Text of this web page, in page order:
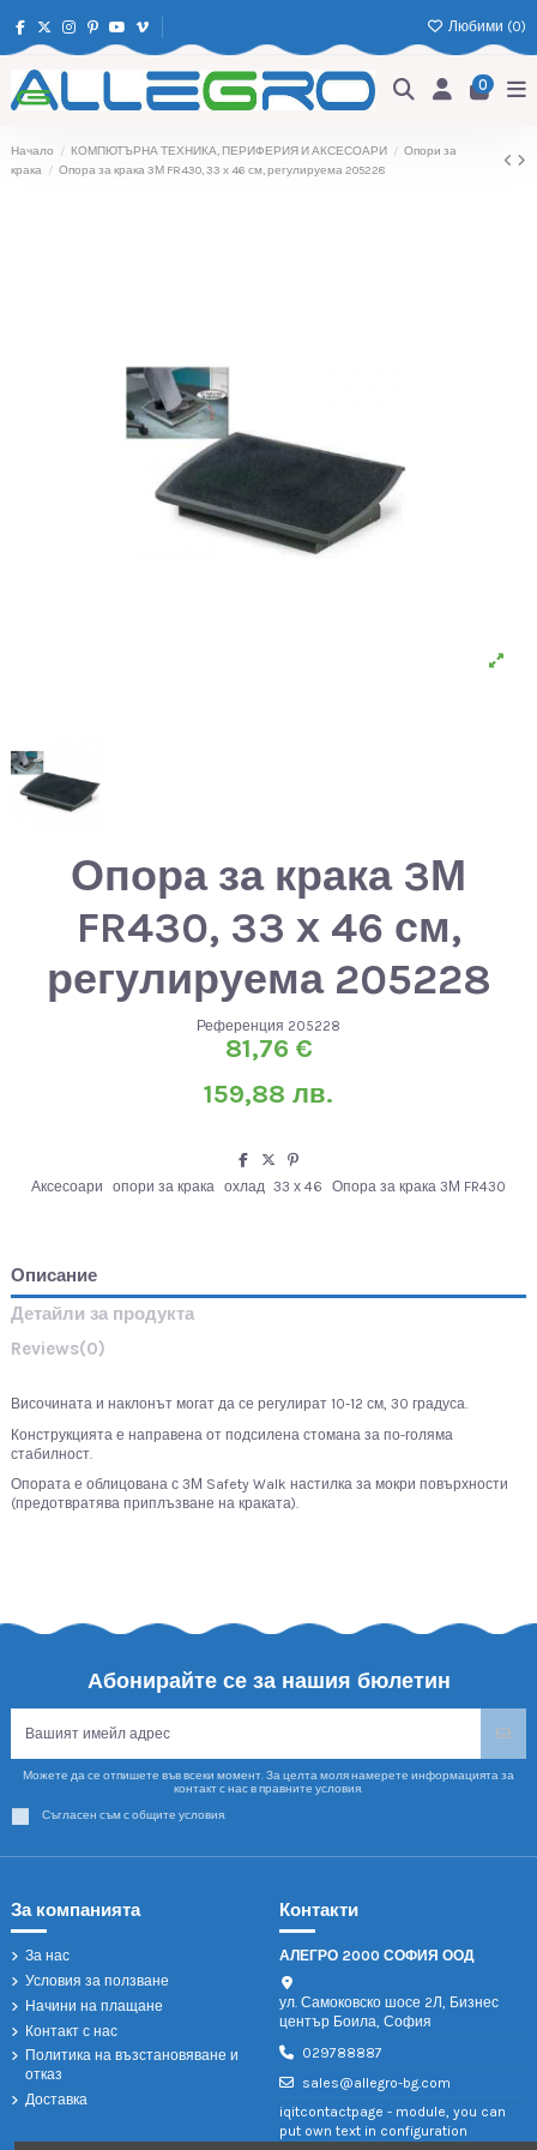
Любими (0)
0
Начало КОМПЮТЪРНА ТЕХНИКА, ПЕРИФЕРИЯ И АКСЕСОАРИ
Опори за
крака
Опора за крака 3М FR430, 33 х 46 см, регулируема 205228
Опора за крака 3М
FR430, 33 х 46 см,
регулируема 205228
Референция 205228
81,76 €
159,88 лв.
Аксесоари опори за крака охлад 33 х 46 Опора за крака 3М FR430
Описание
Детайли за продукта
Reviews(0)
Височината и наклонът могат да се регулират 10-12 см, 30 градуса.
Конструкцията е направена от подсилена стомана за по-голяма
стабилност.
Опората е облицована с 3М Safety Walk настилка за мокри повърхности
(предотвратява приплъзване на краката).
Абонирайте се за нашия бюлетин
Можете да се отпишете във всеки момент. За целта моля намерете информацията за
контакт с нас в правните условия.
Съгласен съм с общите условия.
За компанията
За нас
Условия за ползване
Начини на плащане
Контакт с нас
Политика на възстановяване и
отказ
Доставка
Контакти
АЛЕГРО 2000 СОФИЯ ООД
ул. Самоковско шосе 2Л, Бизнес
център Боила, София
029788887
sales@allegro-bg.com
iqitcontactpage - module, you can
put own text in configuration